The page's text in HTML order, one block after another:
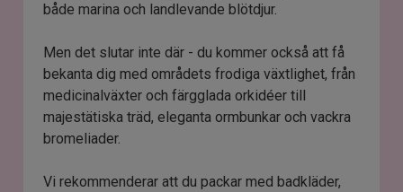
både marina och landlevande blötdjur.
Men det slutar inte där - du kommer också att få
bekanta dig med områdets frodiga växtlighet, från
medicinalväxter och färgglada orkidéer till
majestätiska träd, eleganta ormbunkar och vackra
bromeliader.
Vi rekommenderar att du packar med badkläder,